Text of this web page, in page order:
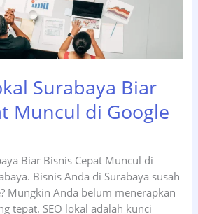
Surabaya Biar
Muncul di Google
Biar Bisnis Cepat Muncul di
Bisnis Anda di Surabaya susah
Mungkin Anda belum menerapkan
tepat. SEO lokal adalah kunci